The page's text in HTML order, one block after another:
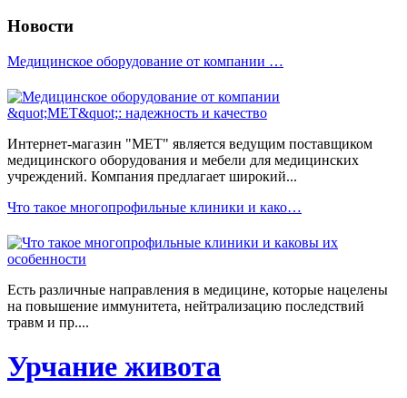
Новости
Медицинское оборудование от компании …
Интернет-магазин "МЕТ" является ведущим поставщиком
медицинского оборудования и мебели для медицинских
учреждений. Компания предлагает широкий...
Что такое многопрофильные клиники и како…
Есть различные направления в медицине, которые нацелены
на повышение иммунитета, нейтрализацию последствий
травм и пр....
Урчание живота